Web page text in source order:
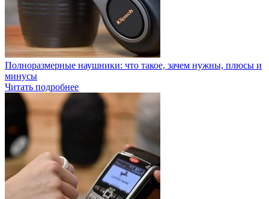
Полноразмерные наушники: что такое, зачем нужны, плюсы и
минусы
Читать подробнее